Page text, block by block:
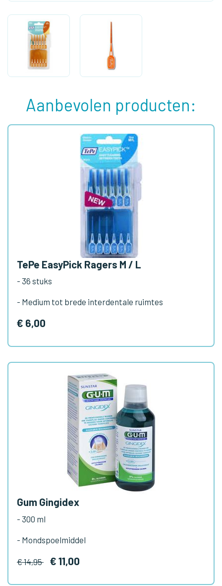
Aanbevolen producten:
TePe EasyPick Ragers M / L
- 36 stuks
- Medium tot brede interdentale ruimtes
€ 6,00
Gum Gingidex
- 300 ml
- Mondspoelmiddel
€ 14,95 € 11,00